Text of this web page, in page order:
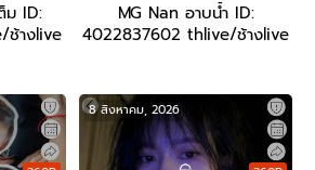
ม ID:
ช้างlive
MG Nan อาบน้ำ ID:
4022837602 thlive/ช้างlive
8 สิงหาคม, 2026